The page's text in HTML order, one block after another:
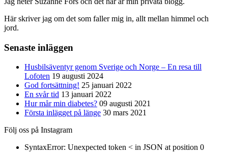
Här skriver jag om det som faller mig in, allt mellan himmel och
jord.
Senaste inläggen
Husbilsäventyr genom Sverige och Norge – En resa till
Lofoten 19 augusti 2024
God fortsättning! 25 januari 2022
En svår tid 13 januari 2022
Hur mår min diabetes? 09 augusti 2021
Första inlägget på länge 30 mars 2021
Följ oss på Instagram
SyntaxError: Unexpected token < in JSON at position 0